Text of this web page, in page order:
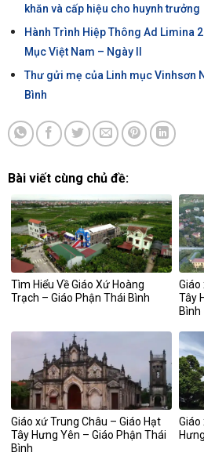
khăn và cấp hiệu cho huynh trưởng
Hành Trình Hiệp Thông Ad Limina
Mục Việt Nam – Ngày II
Thư gửi mẹ của Linh mục Vinhsơn
Bình
Bài viết cùng chủ đề:
Tìm Hiểu Về Giáo Xứ Hoàng
Trạch – Giáo Phận Thái Bình
Giáo
Tây
Bình
Giáo xứ Trung Châu – Giáo Hạt
Tây Hưng Yên – Giáo Phận Thái
Bình
Giáo